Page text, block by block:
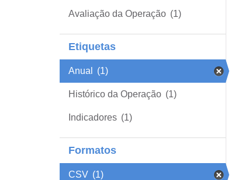
Avaliação da Operação (1)
Etiquetas
Anual (1)
Histórico da Operação (1)
Indicadores (1)
Formatos
CSV (1)